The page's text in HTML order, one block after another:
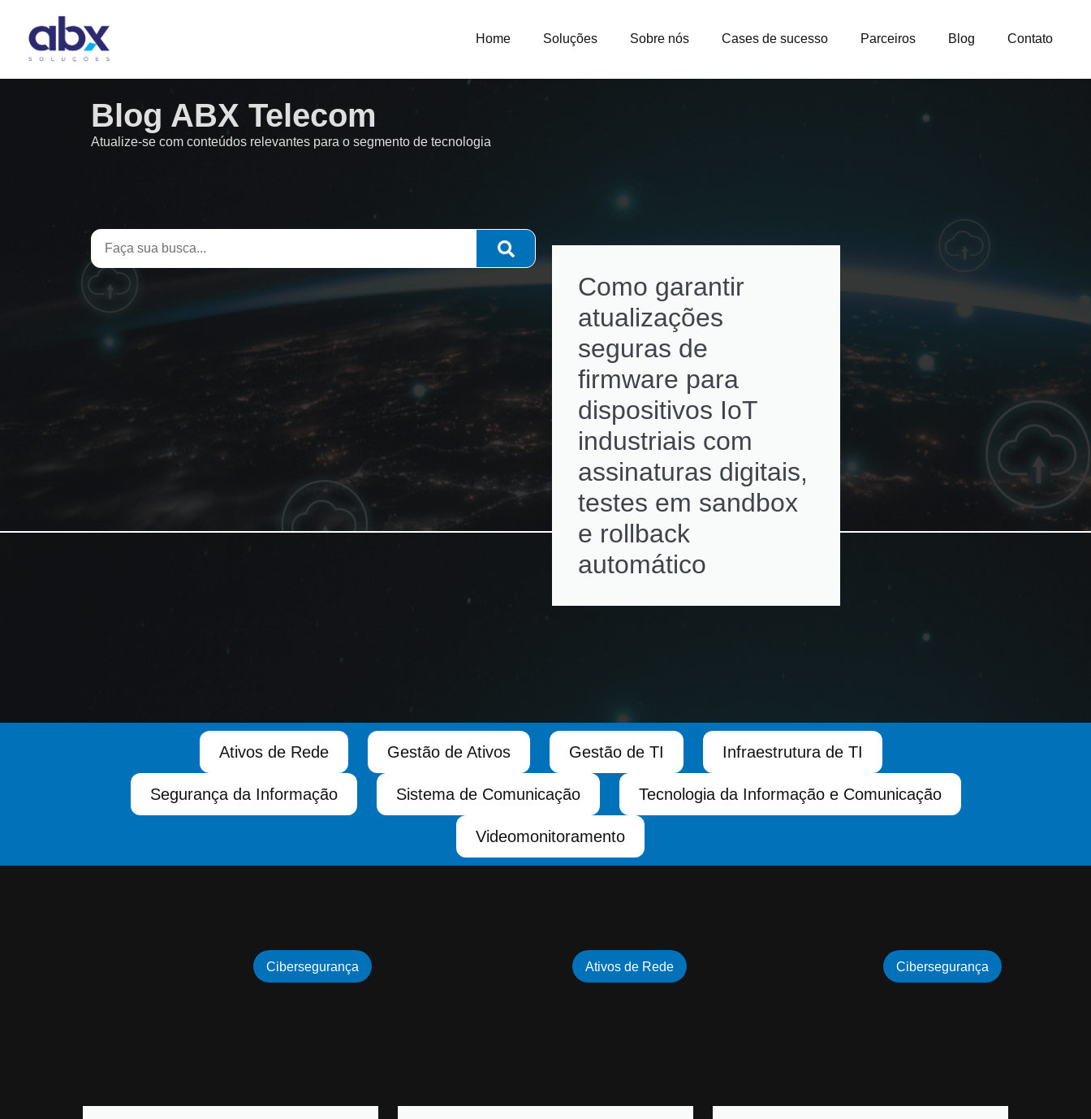
Home Soluções Sobre nós Cases de sucesso Parceiros Blog Contato
Blog ABX Telecom
Atualize-se com conteúdos relevantes para o segmento de tecnologia
Como garantir
atualizações
seguras de
firmware para
dispositivos IoT
industriais com
assinaturas digitais,
testes em sandbox
e rollback
automático
Como otimizar
custos na gestão
licenças e
subscriptions de
ativos de rede
alertas de
renovação
automatizados
ambientes
Ativos de Rede Gestão de Ativos Gestão de TI Infraestrutura de TI
Segurança da Informação Sistema de Comunicação Tecnologia da Informação e Comunicação
Videomonitoramento
Cibersegurança Ativos de Rede Cibersegurança